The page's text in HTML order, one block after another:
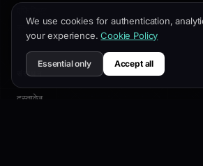
संपर्क
संसाधन
दस्तावेज़
We use cookies for authentication,
your experience. Cookie Policy
Essential only Accept all